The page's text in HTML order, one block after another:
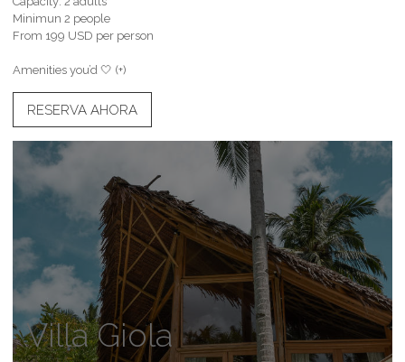
Minimun 2 people
From 199 USD per person
Amenities you’d 🤍 (+)
RESERVA AHORA
Villa Giola